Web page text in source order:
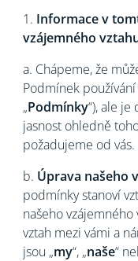
1. Informace v
vzájemného
a. Chápeme, že
Podmínek
„Podmínky“), ale
jasnost ohledně
požadujeme od vás.
b. Úprava našeho
podmínky stanoví
našeho
vztah mezi vámi a
jsou „my“, „naše“